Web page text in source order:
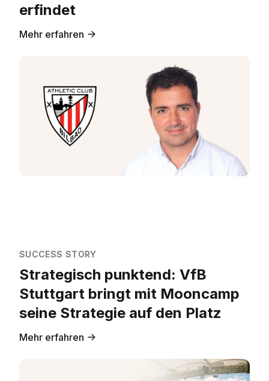
erfindet
Mehr erfahren
SUCCESS STORY
Strategisch punktend: VfB
Stuttgart bringt mit Mooncamp
seine Strategie auf den Platz
Mehr erfahren